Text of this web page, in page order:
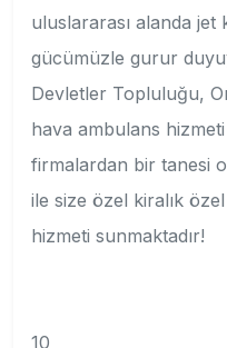
uluslararası alanda
gücümüzle gurur
Devletler Topluluğu,
hava ambulans
firmalardan bir tanesi
ile size özel kiralık
hizmeti sunmaktadır!
10